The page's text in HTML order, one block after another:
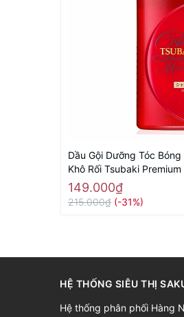
Dầu Gội Dưỡng Tóc
Khô Rối Tsubaki
Đỏ) - Hàng Nhật nội địa
149.000₫
215.000₫ (-31%)
HỆ THỐNG SIÊU THỊ
Hệ thống phân phối Hàng